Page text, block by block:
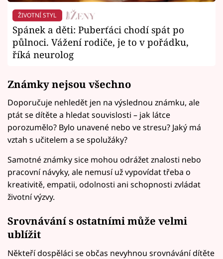
ŽIVOTNÍ STYL
Spánek a děti: Puberťáci chodí spát po
půlnoci. Vážení rodiče, je to v pořádku,
říká neurolog
Známky nejsou všechno
Doporučuje nehledět jen na výslednou známku, ale
ptát se dítěte a hledat souvislosti – jak látce
porozumělo? Bylo unavené nebo ve stresu? Jaký má
vztah s učitelem a se spolužáky?
Samotné známky sice mohou odrážet znalosti nebo
pracovní návyky, ale nemusí už vypovídat třeba o
kreativitě, empatii, odolnosti ani schopnosti zvládat
životní výzvy.
Srovnávání s ostatními může velmi
ublížit
Někteří dospěláci se občas nevyhnou srovnávání dítěte